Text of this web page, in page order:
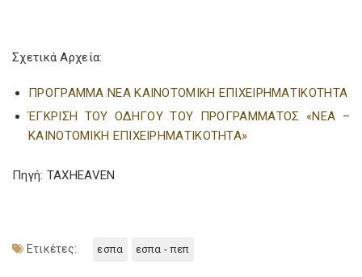
Σχετικά Αρχεία:
ΠΡΟΓΡΑΜΜΑ ΝΕΑ ΚΑΙΝΟΤΟΜΙΚΗ ΕΠΙΧΕΙΡΗΜΑΤΙΚΟΤΗΤΑ
ΈΓΚΡΙΣΗ ΤΟΥ ΟΔΗΓΟΥ ΤΟΥ ΠΡΟΓΡΑΜΜΑΤΟΣ «ΝΕΑ –
ΚΑΙΝΟΤΟΜΙΚΗ ΕΠΙΧΕΙΡΗΜΑΤΙΚΟΤΗΤΑ»
Πηγή: TAXHEAVEN
Ετικέτες: εσπα εσπα - πεπ